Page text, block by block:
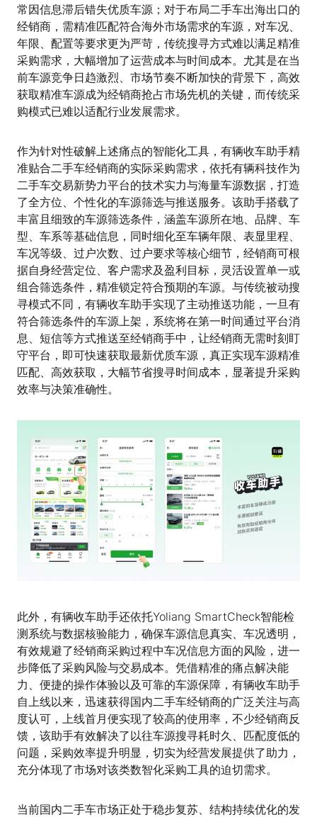
常因信息滞后错失优质车源；对于布局二手车出海出口的
经销商，需精准匹配符合海外市场需求的车源，对车况、
年限、配置等要求更为严苛，传统搜寻方式难以满足精准
采购需求，大幅增加了运营成本与时间成本。尤其是在当
前车源竞争日趋激烈、市场节奏不断加快的背景下，高效
获取精准车源成为经销商抢占市场先机的关键，而传统采
购模式已难以适配行业发展需求。
作为针对性破解上述痛点的智能化工具，有辆收车助手精
准贴合二手车经销商的实际采购需求，依托有辆科技作为
二手车交易新势力平台的技术实力与海量车源数据，打造
了全方位、个性化的车源筛选与推送服务。该助手搭载了
丰富且细致的车源筛选条件，涵盖车源所在地、品牌、车
型、车系等基础信息，同时细化至车辆年限、表显里程、
车况等级、过户次数、过户要求等核心细节，经销商可根
据自身经营定位、客户需求及盈利目标，灵活设置单一或
组合筛选条件，精准锁定符合预期的车源。与传统被动搜
寻模式不同，有辆收车助手实现了主动推送功能，一旦有
符合筛选条件的车源上架，系统将在第一时间通过平台消
息、短信等方式推送至经销商手中，让经销商无需时刻盯
守平台，即可快速获取最新优质车源，真正实现车源精准
匹配、高效获取，大幅节省搜寻时间成本，显著提升采购
效率与决策准确性。
此外，有辆收车助手还依托Yoliang SmartCheck智能检
测系统与数据核验能力，确保车源信息真实、车况透明，
有效规避了经销商采购过程中车况信息方面的风险，进一
步降低了采购风险与交易成本。凭借精准的痛点解决能
力、便捷的操作体验以及可靠的车源保障，有辆收车助手
自上线以来，迅速获得国内二手车经销商的广泛关注与高
度认可，上线首月便实现了较高的使用率，不少经销商反
馈，该助手有效解决了以往车源搜寻耗时久、匹配度低的
问题，采购效率提升明显，切实为经营发展提供了助力，
充分体现了市场对该类数智化采购工具的迫切需求。
当前国内二手车市场正处于稳步复苏、结构持续优化的发